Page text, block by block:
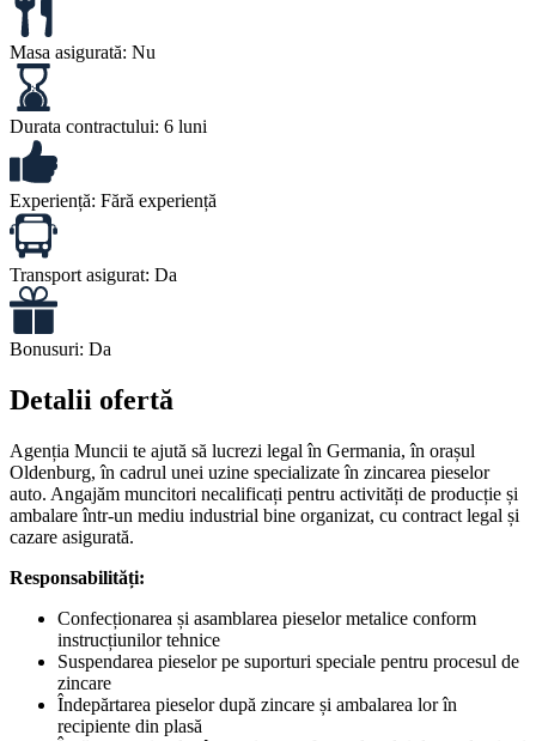
Masa asigurată: Nu
Durata contractului: 6 luni
Experiență: Fără experiență
Transport asigurat: Da
Bonusuri: Da
Detalii ofertă
Agenția Muncii te ajută să lucrezi legal în Germania, în orașul
Oldenburg, în cadrul unei uzine specializate în zincarea pieselor
auto. Angajăm muncitori necalificați pentru activități de producție și
ambalare într-un mediu industrial bine organizat, cu contract legal și
cazare asigurată.
Responsabilități:
Confecționarea și asamblarea pieselor metalice conform
instrucțiunilor tehnice
Suspendarea pieselor pe suporturi speciale pentru procesul de
zincare
Îndepărtarea pieselor după zincare și ambalarea lor în
recipiente din plasă